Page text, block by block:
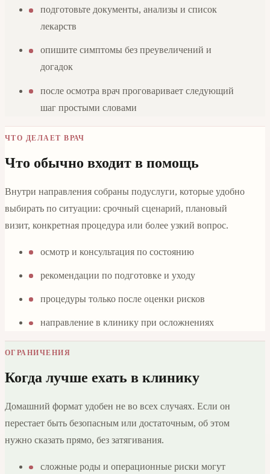
подготовьте документы, анализы и список
лекарств
опишите симптомы без преувеличений и
догадок
после осмотра врач проговаривает следующий
шаг простыми словами
ЧТО ДЕЛАЕТ ВРАЧ
Что обычно входит в помощь
Внутри направления собраны подуслуги, которые удобно
выбирать по ситуации: срочный сценарий, плановый
визит, конкретная процедура или более узкий вопрос.
осмотр и консультация по состоянию
рекомендации по подготовке и уходу
процедуры только после оценки рисков
направление в клинику при осложнениях
ОГРАНИЧЕНИЯ
Когда лучше ехать в клинику
Домашний формат удобен не во всех случаях. Если он
перестает быть безопасным или достаточным, об этом
нужно сказать прямо, без затягивания.
сложные роды и операционные риски могут